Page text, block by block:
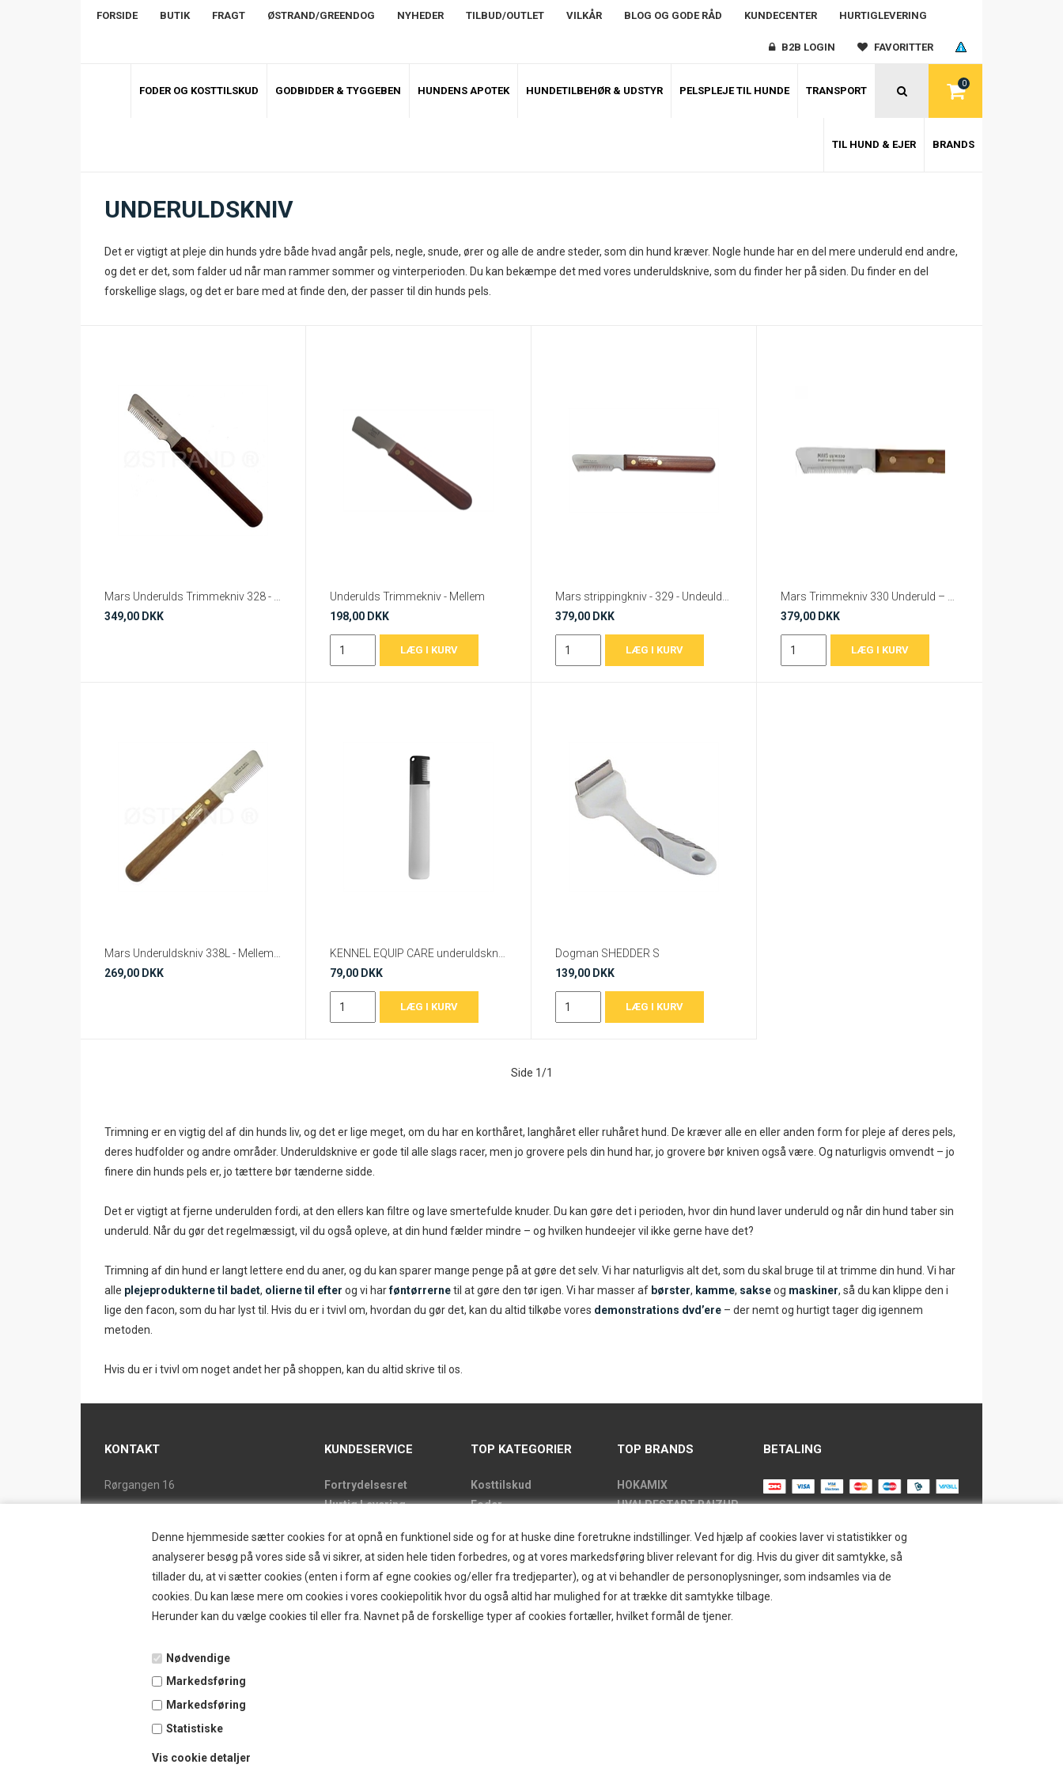
Denne hjemmeside sætter cookies for at opnå en funktionel side og for at huske dine foretrukne indstillinger. Ved hjælp af cookies laver vi statistikker og
analyserer besøg på vores side så vi sikrer, at siden hele tiden forbedres, og at vores markedsføring bliver relevant for dig. Hvis du giver dit samtykke, så
tillader du, at vi sætter cookies (enten i form af egne cookies og/eller fra tredjeparter), og at vi behandler de personoplysninger, som indsamles via de
cookies. Du kan læse mere om cookies i vores cookiepolitik hvor du også altid har mulighed for at trække dit samtykke tilbage.
Herunder kan du vælge cookies til eller fra. Navnet på de forskellige typer af cookies fortæller, hvilket formål de tjener.
Nødvendige
Markedsføring
Markedsføring
Statistiske
Vis cookie detaljer
FORSIDE BUTIK FRAGT ØSTRAND/GREENDOG NYHEDER TILBUD/OUTLET VILKÅR BLOG OG GODE RÅD KUNDECENTER HURTIGLEVERING
B2B LOGIN FAVORITTER
0
FODER OG KOSTTILSKUD GODBIDDER & TYGGEBEN HUNDENS APOTEK HUNDETILBEHØR & UDSTYR PELSPLEJE TIL HUNDE TRANSPORT
TIL HUND & EJER BRANDS
UNDERULDSKNIV
Det er vigtigt at pleje din hunds ydre både hvad angår pels, negle, snude, ører og alle de andre steder, som din hund kræver. Nogle hunde har en del mere underuld end andre,
og det er det, som falder ud når man rammer sommer og vinterperioden. Du kan bekæmpe det med vores underuldsknive, som du finder her på siden. Du finder en del
forskellige slags, og det er bare med at finde den, der passer til din hunds pels.
349,00 DKK
Underulds Trimmekniv - Mellem
198,00 DKK
379,00 DKK
379,00 DKK
269,00 DKK
79,00 DKK
Dogman SHEDDER S
139,00 DKK
Side 1/1
Trimning er en vigtig del af din hunds liv, og det er lige meget, om du har en korthåret, langhåret eller ruhåret hund. De kræver alle en eller anden form for pleje af deres pels,
deres hudfolder og andre områder. Underuldsknive er gode til alle slags racer, men jo grovere pels din hund har, jo grovere bør kniven også være. Og naturligvis omvendt – jo
finere din hunds pels er, jo tættere bør tænderne sidde.
Det er vigtigt at fjerne underulden fordi, at den ellers kan filtre og lave smertefulde knuder. Du kan gøre det i perioden, hvor din hund laver underuld og når din hund taber sin
underuld. Når du gør det regelmæssigt, vil du også opleve, at din hund fælder mindre – og hvilken hundeejer vil ikke gerne have det?
Trimning af din hund er langt lettere end du aner, og du kan sparer mange penge på at gøre det selv. Vi har naturligvis alt det, som du skal bruge til at trimme din hund. Vi har
alle plejeprodukterne til badet, olierne til efter og vi harføntørrernetil at gøre den tør igen. Vi har masser af børster, kamme, sakseog maskiner, så du kan klippe den i
lige den facon, som du har lyst til. Hvis du er i tvivl om, hvordan du gør det, kan du altid tilkøbe vores demonstrations dvd’ere – der nemt og hurtigt tager dig igennem
metoden.
Hvis du er i tvivl om noget andet her på shoppen, kan du altid skrive til os.
KONTAKT
Rørgangen 16
Tlf. 46 15 38 39
ostrand@ostrand.dk
CVR: DK 77948228 drives af
SKYESCOT TRADING V/DORTE HOLM
MARTINA
KUNDESERVICE
Fortrydelsesret
Hurtig Levering
Butikkens åbningstider
Returlabel
Kontakt
Østrand/Greendog
Nyheder
TOP KATEGORIER
Kosttilskud
Foder
Udstyr
Pelspleje
Pleje
Hjemmet & Bilen
Brands
TOP BRANDS
HOKAMIX
HVALPESTART RAIZUP
GRAU
STARMARK
VARIOCAGE-MIMSAFE
BETALING
Tilmeld dig vores nyhedsbrev og
modtag eksklusive tilbud og nyheder i
shoppen. Du kan til en hver tid afmelde